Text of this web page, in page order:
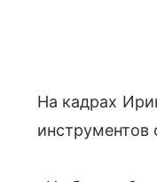
На кадрах
инструментов